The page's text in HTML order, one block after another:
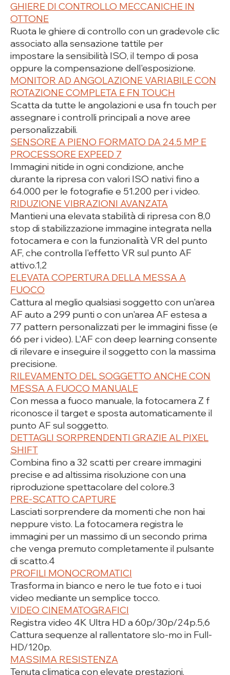
GHIERE DI CONTROLLO MECCANICHE IN
OTTONE
Ruota le ghiere di controllo con un gradevole clic
associato alla sensazione tattile per
impostare la sensibilità ISO, il tempo di posa
oppure la compensazione dell'esposizione.
MONITOR AD ANGOLAZIONE VARIABILE CON
ROTAZIONE COMPLETA E FN TOUCH
Scatta da tutte le angolazioni e usa fn touch per
assegnare i controlli principali a nove aree
personalizzabili.
SENSORE A PIENO FORMATO DA 24.5 MP E
PROCESSORE EXPEED 7
Immagini nitide in ogni condizione, anche
durante la ripresa con valori ISO nativi fino a
64.000 per le fotografie e 51.200 per i video.
RIDUZIONE VIBRAZIONI AVANZATA
Mantieni una elevata stabilità di ripresa con 8,0
stop di stabilizzazione immagine integrata nella
fotocamera e con la funzionalità VR del punto
AF, che controlla l'effetto VR sul punto AF
attivo.1,2
ELEVATA COPERTURA DELLA MESSA A
FUOCO
Cattura al meglio qualsiasi soggetto con un'area
AF auto a 299 punti o con un'area AF estesa a
77 pattern personalizzati per le immagini fisse (e
66 per i video). L'AF con deep learning consente
di rilevare e inseguire il soggetto con la massima
precisione.
RILEVAMENTO DEL SOGGETTO ANCHE CON
MESSA A FUOCO MANUALE
Con messa a fuoco manuale, la fotocamera Z f
riconosce il target e sposta automaticamente il
punto AF sul soggetto.
DETTAGLI SORPRENDENTI GRAZIE AL PIXEL
SHIFT
Combina fino a 32 scatti per creare immagini
precise e ad altissima risoluzione con una
riproduzione spettacolare del colore.3
PRE-SCATTO CAPTURE
Lasciati sorprendere da momenti che non hai
neppure visto. La fotocamera registra le
immagini per un massimo di un secondo prima
che venga premuto completamente il pulsante
di scatto.4
PROFILI MONOCROMATICI
Trasforma in bianco e nero le tue foto e i tuoi
video mediante un semplice tocco.
VIDEO CINEMATOGRAFICI
Registra video 4K Ultra HD a 60p/30p/24p.5,6
Cattura sequenze al rallentatore slo-mo in Full-
HD/120p.
MASSIMA RESISTENZA
Tenuta climatica con elevate prestazioni.